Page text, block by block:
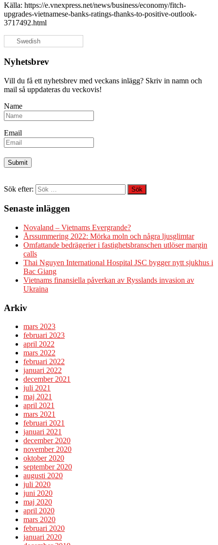
Källa: https://e.vnexpress.net/news/business/economy/fitch-
upgrades-vietnamese-banks-ratings-thanks-to-positive-outlook-
3717492.html
Swedish
Nyhetsbrev
Vill du få ett nyhetsbrev med veckans inlägg? Skriv in namn och
mail så uppdateras du veckovis!
Name
Email
Sök efter:
Senaste inläggen
Novaland – Vietnams Evergrande?
Årssummering 2022: Mörka moln och några ljusglimtar
Omfattande bedrägerier i fastighetsbranschen utlöser margin
calls
Thai Nguyen International Hospital JSC bygger nytt sjukhus i
Bac Giang
Vietnams finansiella påverkan av Rysslands invasion av
Ukraina
Arkiv
mars 2023
februari 2023
april 2022
mars 2022
februari 2022
januari 2022
december 2021
juli 2021
maj 2021
april 2021
mars 2021
februari 2021
januari 2021
december 2020
november 2020
oktober 2020
september 2020
augusti 2020
juli 2020
juni 2020
maj 2020
april 2020
mars 2020
februari 2020
januari 2020